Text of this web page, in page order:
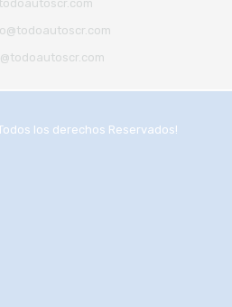
los derechos Reservados!